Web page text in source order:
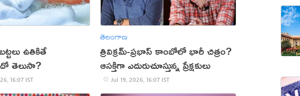
ఉతికితే
తెలుసా?
16:07 IST
తెలంగాణ
త్రివిక్రమ్-ప్రభాస్ కాంబోలో భారీ చిత్రం?
ఆసక్తిగా ఎదురుచూస్తున్న ప్రేక్షకులు
Jul 19, 2026, 16:07 IST